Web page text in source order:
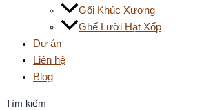
Gối Khúc Xương
Ghế Lười Hạt Xốp
Dự án
Liên hệ
Blog
Tìm kiếm